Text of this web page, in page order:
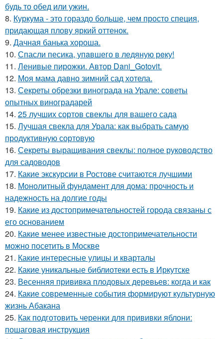
будь то обед или ужин.
8. Куркума - это гораздо больше, чем просто специя,
придающая плову яркий оттенок.
9. Дачная банька хороша.
10. Спасли песика, упaвшего в ледяную рeку!
11. Ленивые пирожки. Автор Dani_Gotovit.
12. Моя мама давно зимний сад хотела.
13. Секреты обрезки винограда на Урале: советы
опытных виноградарей
14. 25 лучших сортов свеклы для вашего сада
15. Лучшая свекла для Урала: как выбрать самую
продуктивную сортовую
16. Секреты выращивания свеклы: полное руководство
для садоводов
17. Какие экскурсии в Ростове считаются лучшими
18. Монолитный фундамент для дома: прочность и
надежность на долгие годы
19. Какие из достопримечательностей города связаны с
его основанием
20. Какие менее известные достопримечательности
можно посетить в Москве
21. Какие интересные улицы и кварталы
22. Какие уникальные библиотеки есть в Иркутске
23. Весенняя прививка плодовых деревьев: когда и как
24. Какие современные события формируют культурную
жизнь Абакана
25. Как подготовить черенки для прививки яблони:
пошаговая инструкция